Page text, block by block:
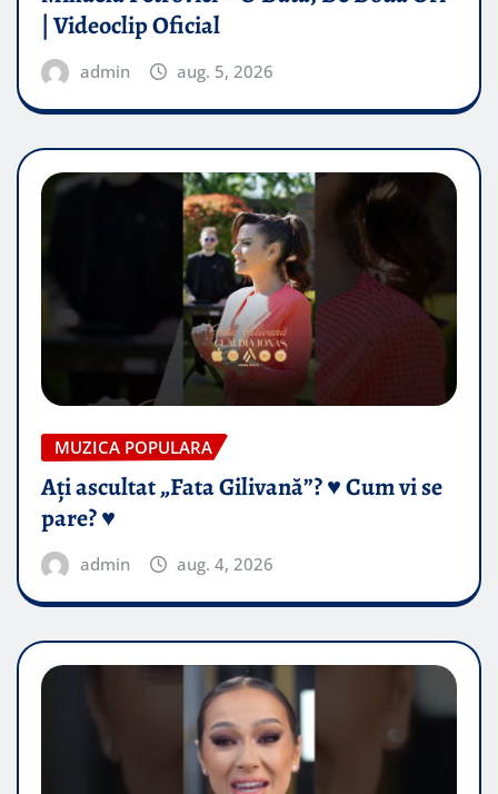
| Videoclip Oficial
admin aug. 5, 2026
MUZICA POPULARA
Ați ascultat „Fata Gilivană”? ♥️ Cum vi se
pare? ♥️
admin aug. 4, 2026